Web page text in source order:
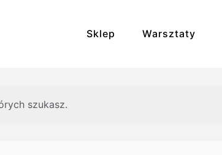
Sklep Warsztaty
szukasz.